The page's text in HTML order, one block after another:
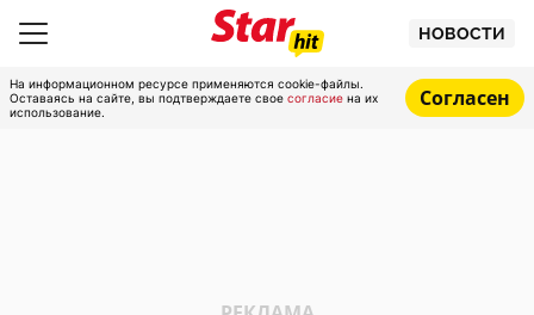
НОВОСТИ
На информационном ресурсе применяются cookie-файлы.
Оставаясь на сайте, вы подтверждаете свое согласие на их
использование.
Согласен